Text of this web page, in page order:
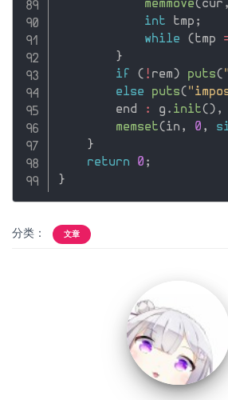
memmove(cur ,
int tmp ;
while
(tmp
}
if
( ! rem) puts(
else
puts(
        end
: g . init() ,
memset(in , 0 ,
}
return
0 ;
}
分类： 文章